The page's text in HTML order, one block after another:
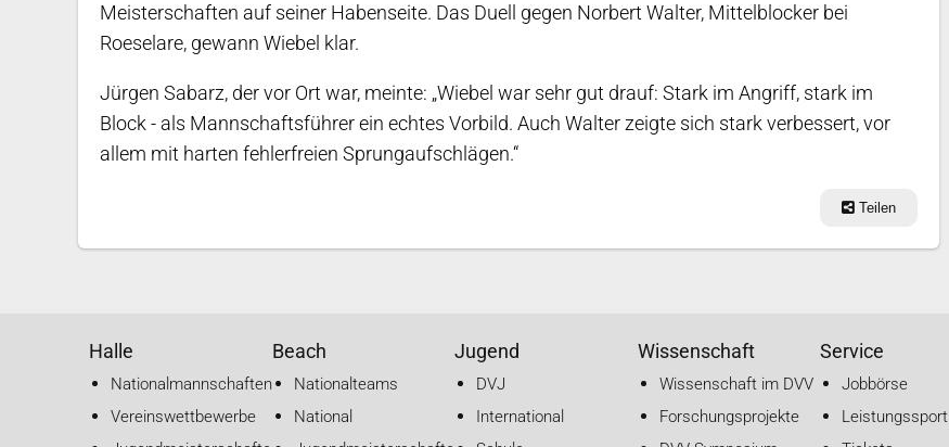
Meisterschaften auf seiner Habenseite. Das Duell gegen Norbert Walter, Mittelblocker bei
Roeselare, gewann Wiebel klar.
Jürgen Sabarz, der vor Ort war, meinte: „Wiebel war sehr gut drauf: Stark im Angriff, stark im
Block - als Mannschaftsführer ein echtes Vorbild. Auch Walter zeigte sich stark verbessert, vor
allem mit harten fehlerfreien Sprungaufschlägen.“
Teilen
Halle
Nationalmannschaften
Vereinswettbewerbe
Beach
Nationalteams
National
Jugend
DVJ
International
Wissenschaft
Wissenschaft im DVV
Forschungsprojekte
Service
Jobbörse
Leistungssport